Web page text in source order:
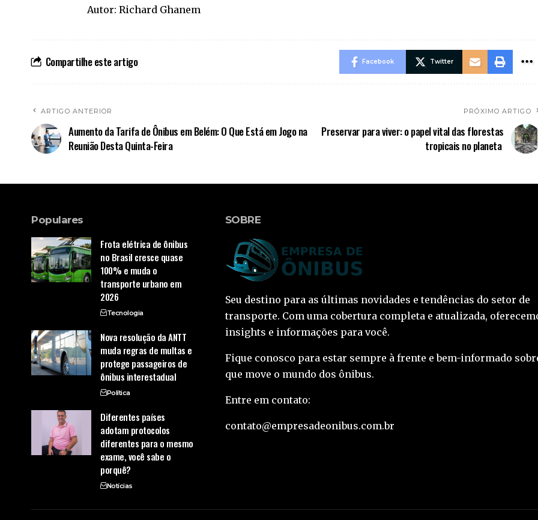
Autor: Richard Ghanem
Compartilhe este artigo Facebook Twitter
ARTIGO ANTERIOR
Aumento da Tarifa de Ônibus em Belém: O Que Está em Jogo na
Reunião Desta Quinta-Feira
PRÓXIMO ARTIGO
Preservar para viver: o papel vital das florestas
tropicais no planeta
Populares
Frota elétrica de ônibus
no Brasil cresce quase
100% e muda o
transporte urbano em
2026
Tecnologia
Nova resolução da ANTT
muda regras de multas e
protege passageiros de
ônibus interestadual
Política
Diferentes países
adotam protocolos
diferentes para o mesmo
exame, você sabe o
porquê?
Notícias
SOBRE
Seu destino para as últimas novidades e tendências do setor de
transporte. Com uma cobertura completa e atualizada,
insights e informações para você.
Fique conosco para estar sempre à frente e bem-informado
que move o mundo dos ônibus.
Entre em contato:
contato@empresadeonibus.com.br